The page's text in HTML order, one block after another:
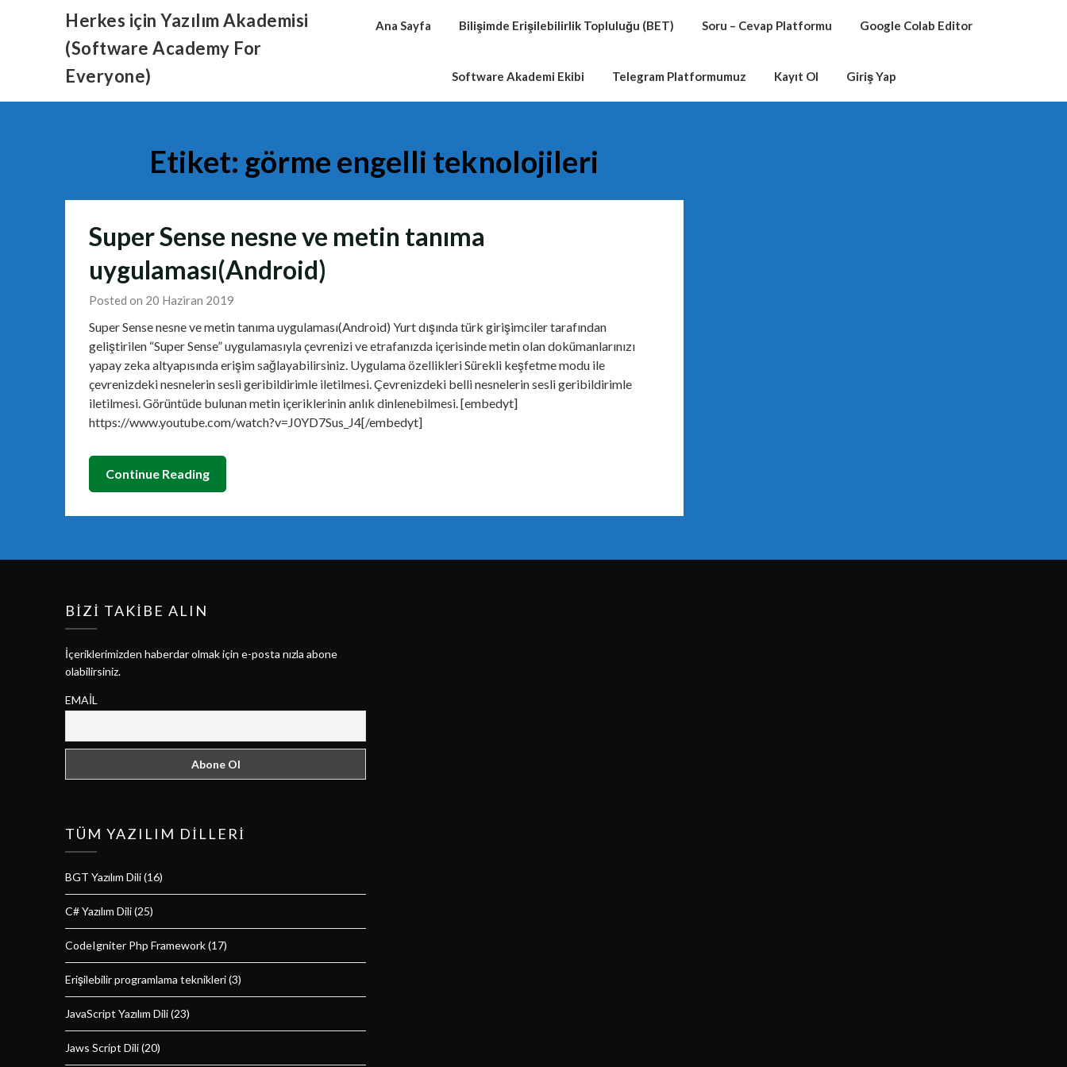
Herkes için Yazılım Akademisi
(Software Academy For
Everyone)
Ana Sayfa Bilişimde Erişilebilirlik Topluluğu (BET) Soru – Cevap Platformu Google Colab Editor
Software Akademi Ekibi Telegram Platformumuz Kayıt Ol Giriş Yap
Etiket: görme engelli teknolojileri
Super Sense nesne ve metin tanıma
uygulaması(Android)
Posted on 20 Haziran 2019
Super Sense nesne ve metin tanıma uygulaması(Android) Yurt dışında türk girişimciler tarafından
geliştirilen “Super Sense” uygulamasıyla çevrenizi ve etrafanızda içerisinde metin olan dokümanlarınızı
yapay zeka altyapısında erişim sağlayabilirsiniz. Uygulama özellikleri Sürekli keşfetme modu ile
çevrenizdeki nesnelerin sesli geribildirimle iletilmesi. Çevrenizdeki belli nesnelerin sesli geribildirimle
iletilmesi. Görüntüde bulunan metin içeriklerinin anlık dinlenebilmesi. [embedyt]
https://www.youtube.com/watch?v=J0YD7Sus_J4[/embedyt]
Continue Reading
BIZI TAKIBE ALIN
İçeriklerimizden haberdar olmak için e-posta nızla abone
olabilirsiniz.
EMAIL
TÜM YAZILIM DILLERI
BGT Yazılım Dili(16)
C# Yazılım Dili(25)
CodeIgniter Php Framework(17)
Erişilebilir programlama teknikleri(3)
JavaScript Yazılım Dili(23)
Jaws Script Dili(20)